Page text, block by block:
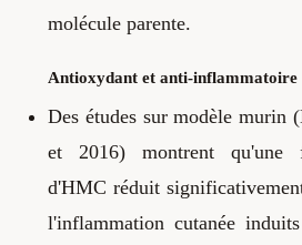
molécule parente.
Antioxydant et anti-inflammatoire
Des études sur modèle murin
et 2016) montrent qu'une
d'HMC réduit
l'inflammation cutanée